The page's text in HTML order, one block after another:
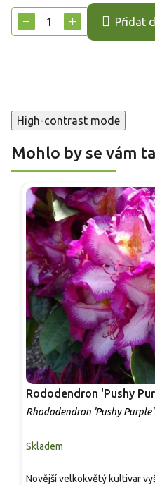
cena:
+
− Přidat
High-contrast mode
Mohlo by se vám
Rododendron
Rhododendron 'Pushy Purple'
Skladem
Novější velkokvětý kultivar